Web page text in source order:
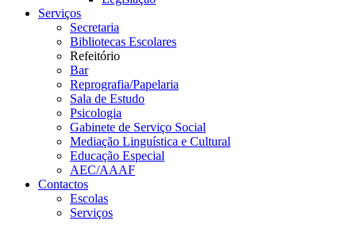
Serviços
Secretaria
Bibliotecas Escolares
Refeitório
Bar
Reprografia/Papelaria
Sala de Estudo
Psicologia
Gabinete de Serviço Social
Mediação Linguística e Cultural
Educação Especial
AEC/AAAF
Contactos
Escolas
Serviços